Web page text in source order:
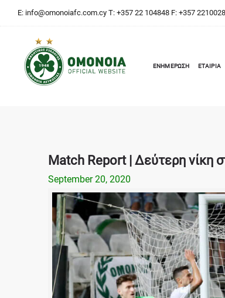
E: info@omonoiafc.com.cy T: +357 22 104848 F: +357
ΕΝΗΜΕΡΩΣΗ ΕΤΑΙΡΙΑ
Match Report | Δεύτερη νίκη
September 20, 2020